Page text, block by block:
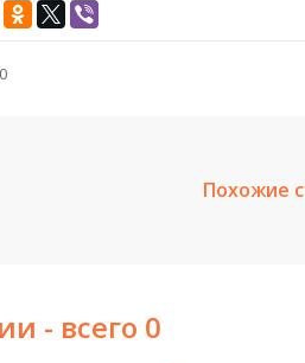
Похожие
- всего 0